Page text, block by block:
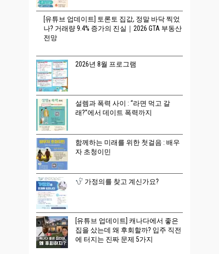
[유튜브 업데이트] 토론토 집값, 정말 바닥 찍었
나? 거래량 9.4% 증가의 진실｜2026 GTA 부동산
전망
2026년 8월 프로그램
설렘과 폭력 사이 : “라면 먹고 갈
래?”에서 데이트 폭력까지
함께하는 미래를 위한 첫걸음 : 배우
자 초청이민
가정의를 찾고 계신가요?
[유튜브 업데이트] 캐나다에서 좋은
집을 샀는데 왜 후회할까? 입주 직전
에 터지는 진짜 문제 5가지